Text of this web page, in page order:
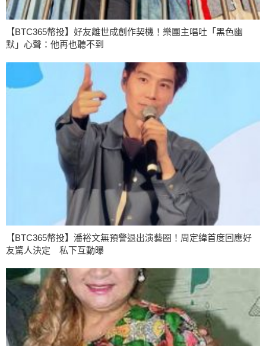
【BTC365幣投】好友離世成創作契機！樂團主唱吐「黑色幽
默」心聲：他再也聽不到
【BTC365幣投】潘裕文無預警退出演藝圈！周定緯首度回應好
友驚人決定 私下互動曝